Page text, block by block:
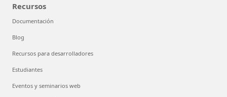
Recursos
Documentación
Blog
Recursos para desarrolladores
Estudiantes
Eventos y seminarios web